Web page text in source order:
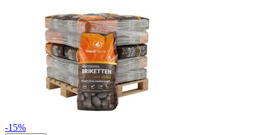
-15%